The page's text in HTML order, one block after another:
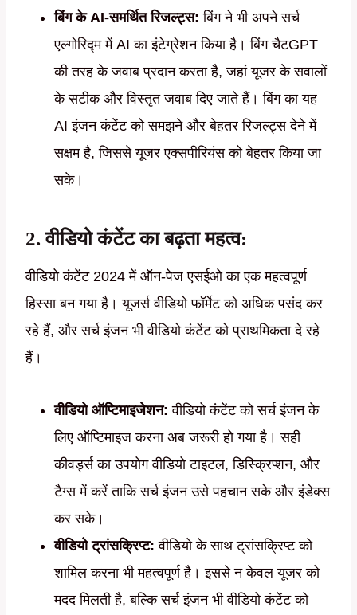
बिंग के AI-समर्थित रिजल्ट्स: बिंग ने भी अपने सर्च
एल्गोरिद्म में AI का इंटेग्रेशन किया है। बिंग चैटGPT
की तरह के जवाब प्रदान करता है, जहां यूजर के सवालों
के सटीक और विस्तृत जवाब दिए जाते हैं। बिंग का यह
AI इंजन कंटेंट को समझने और बेहतर रिजल्ट्स देने में
सक्षम है, जिससे यूजर एक्सपीरियंस को बेहतर किया जा
सके।
2. वीडियो कंटेंट का बढ़ता महत्व:
वीडियो कंटेंट 2024 में ऑन-पेज एसईओ का एक महत्वपूर्ण
हिस्सा बन गया है। यूजर्स वीडियो फॉर्मेट को अधिक पसंद कर
रहे हैं, और सर्च इंजन भी वीडियो कंटेंट को प्राथमिकता दे रहे
हैं।
वीडियो ऑप्टिमाइजेशन: वीडियो कंटेंट को सर्च इंजन के
लिए ऑप्टिमाइज करना अब जरूरी हो गया है। सही
कीवर्ड्स का उपयोग वीडियो टाइटल, डिस्क्रिप्शन, और
टैग्स में करें ताकि सर्च इंजन उसे पहचान सके और इंडेक्स
कर सके।
वीडियो ट्रांसक्रिप्ट: वीडियो के साथ ट्रांसक्रिप्ट को
शामिल करना भी महत्वपूर्ण है। इससे न केवल यूजर को
मदद मिलती है, बल्कि सर्च इंजन भी वीडियो कंटेंट को